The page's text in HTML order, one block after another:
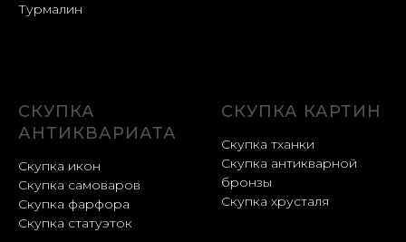
Турмалин
СКУПКА
АНТИКВАРИАТА
Скупка икон
Скупка самоваров
Скупка фарфора
Скупка статуэток
СКУПКА КАРТИН
Скупка тханки
Скупка антикварной
бронзы
Скупка хрусталя